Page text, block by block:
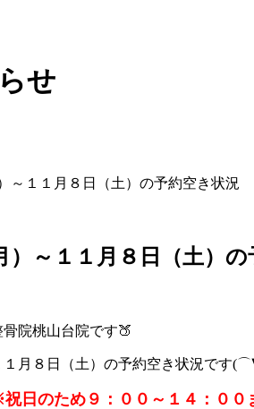
せ
～１１月８日（土）の予約空き状況
）～１１月８日（土）
院桃山台院です🍑
１月８日（土）の予約空き状況です
日のため９：００～１４：００